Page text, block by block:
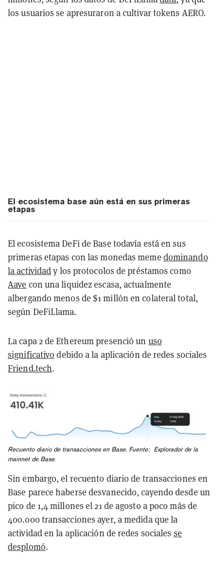
los usuarios se apresuraron a cultivar tokens AERO.
El ecosistema base aún está en sus primeras
etapas
El ecosistema DeFi de Base todavía está en sus
primeras etapas con las monedas meme dominando
la actividady los protocolos de préstamos como
Aave con una liquidez escasa, actualmente
albergando menos de $1 millón en colateral total,
según DeFiLlama.
La capa 2 de Ethereum presenció un uso
significativo debido a la aplicación de redes sociales
Friend.tech.
Recuento diario de transacciones en Base. Fuente: Explorador de la
mainnet de Base.
Sin embargo, el recuento diario de transacciones en
Base parece haberse desvanecido, cayendo desde un
pico de 1,4 millones el 21 de agosto a poco más de
400.000 transacciones ayer, a medida que la
actividad en la aplicación de redes sociales se
desplomó.